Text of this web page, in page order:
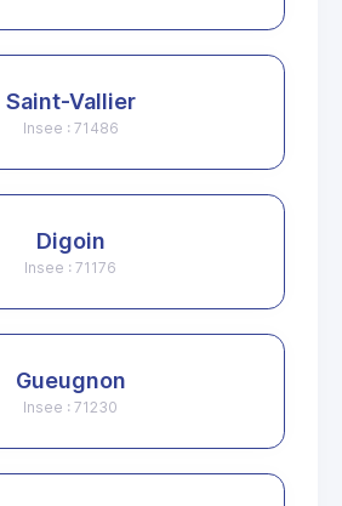
Saint-Vallier
Insee : 71486
Digoin
Insee : 71176
Gueugnon
Insee : 71230